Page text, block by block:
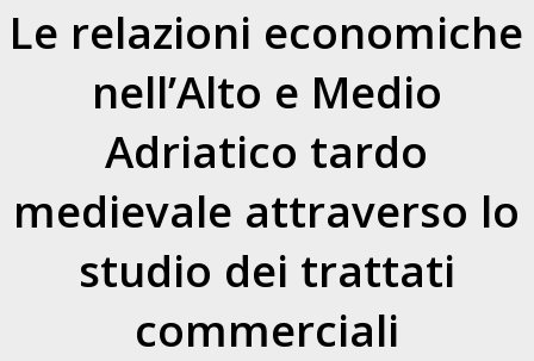
Le relazioni economiche
nell’Alto e Medio
Adriatico tardo
medievale attraverso lo
studio dei trattati
commerciali